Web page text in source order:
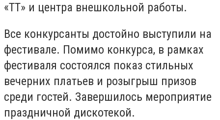
«ТТ» и центра внешкольной работы.
Все конкурсанты достойно выступили на
фестивале. Помимо конкурса, в рамках
фестиваля состоялся показ стильных
вечерних платьев и розыгрыш призов
среди гостей. Завершилось мероприятие
праздничной дискотекой.